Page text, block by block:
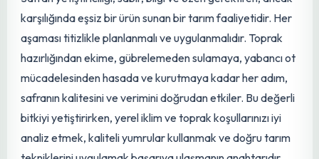
tamamen kuruduktan sonra gerçekleştirilir. Yaprakların
kuruması, yumruların dinlenme evresine girdiğini ve
enerjilerini depoladığını gösterir. Sökülen safran
yumruları, rutubetten uzak, serin ve iyi havalandırılan bir
ortamda muhafaza edilmelidir. Bu süre zarfında, hastalıklı
veya zarar görmüş yumrular ayıklanır, sağlıklı ve iri
yumrular gelecek sezon için seçilir. Ağustos ayının